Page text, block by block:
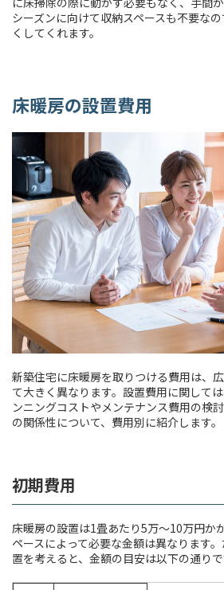
シーズンに向けて収納スペースも不要な
くしてくれます。
床暖房の設置費用
新築住宅に床暖房を取りつける費用は、
て大きく異なります。設置費用に関して
ンニングコストやメンテナンス費用の検
の関係性について、費用別に紹介します。
初期費用
床暖房の設置は1畳あたり5万〜10万円か
ペースによって必要な金額は異なります
置を考えると、金額の目安は以下の通りで